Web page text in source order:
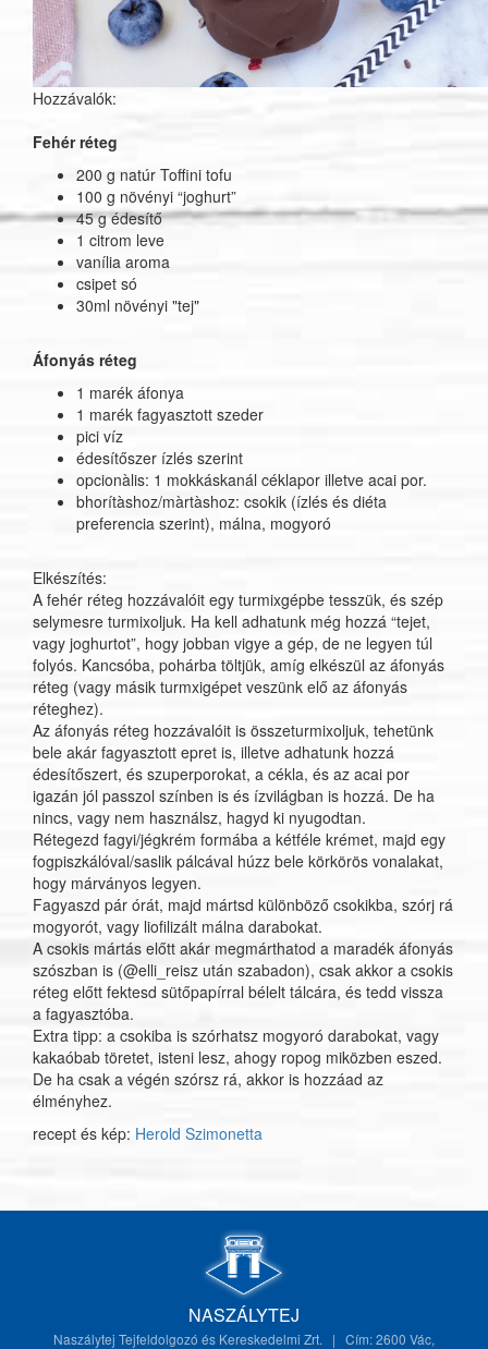
Hozzávalók:
Fehér réteg
200 g natúr Toffini tofu
100 g növényi “joghurt”
45 g édesítő
1 citrom leve
vanília aroma
csipet só
30ml növényi "tej"
Áfonyás réteg
1 marék áfonya
1 marék fagyasztott szeder
pici víz
édesítőszer ízlés szerint
opcionàlis: 1 mokkáskanál céklapor illetve acai por.
bhorítàshoz/màrtàshoz: csokik (ízlés és diéta
preferencia szerint), málna, mogyoró
Elkészítés:
A fehér réteg hozzávalóit egy turmixgépbe tesszük, és szép
selymesre turmixoljuk. Ha kell adhatunk még hozzá “tejet,
vagy joghurtot”, hogy jobban vigye a gép, de ne legyen túl
folyós. Kancsóba, pohárba töltjük, amíg elkészül az áfonyás
réteg (vagy másik turmxigépet veszünk elő az áfonyás
réteghez).
Az áfonyás réteg hozzávalóit is összeturmixoljuk, tehetünk
bele akár fagyasztott epret is, illetve adhatunk hozzá
édesítőszert, és szuperporokat, a cékla, és az acai por
igazán jól passzol színben is és ízvilágban is hozzá. De ha
nincs, vagy nem használsz, hagyd ki nyugodtan.
Rétegezd fagyi/jégkrém formába a kétféle krémet, majd egy
fogpiszkálóval/saslik pálcával húzz bele körkörös vonalakat,
hogy márványos legyen.
Fagyaszd pár órát, majd mártsd különböző csokikba, szórj rá
mogyorót, vagy liofilizált málna darabokat.
A csokis mártás előtt akár megmárthatod a maradék áfonyás
szószban is (@elli_reisz után szabadon), csak akkor a csokis
réteg előtt fektesd sütőpapírral bélelt tálcára, és tedd vissza
a fagyasztóba.
Extra tipp: a csokiba is szórhatsz mogyoró darabokat, vagy
kakaóbab töretet, isteni lesz, ahogy ropog miközben eszed.
De ha csak a végén szórsz rá, akkor is hozzáad az
élményhez.
recept és kép: Herold Szimonetta
NASZÁLYTEJ
Naszálytej Tejfeldolgozó és Kereskedelmi Zrt. | Cím: 2600 Vác,